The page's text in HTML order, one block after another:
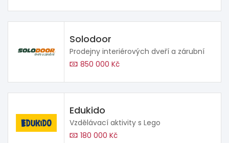
Solodoor
Prodejny interiérových dveří a zárubní
850 000 Kč
Edukido
Vzdělávací aktivity s Lego
180 000 Kč